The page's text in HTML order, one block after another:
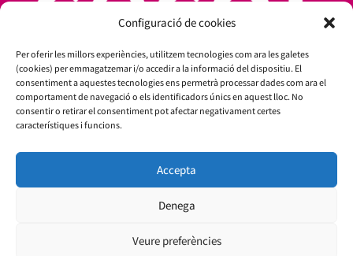
Configuració de cookies
Per oferir les millors experiències, utilitzem tecnologies com ara les galetes
(cookies) per emmagatzemar i/o accedir a la informació del dispositiu. El
consentiment a aquestes tecnologies ens permetrà processar dades com ara el
comportament de navegació o els identificadors únics en aquest lloc. No
consentir o retirar el consentiment pot afectar negativament certes
característiques i funcions.
Accepta
Denega
Veure preferències